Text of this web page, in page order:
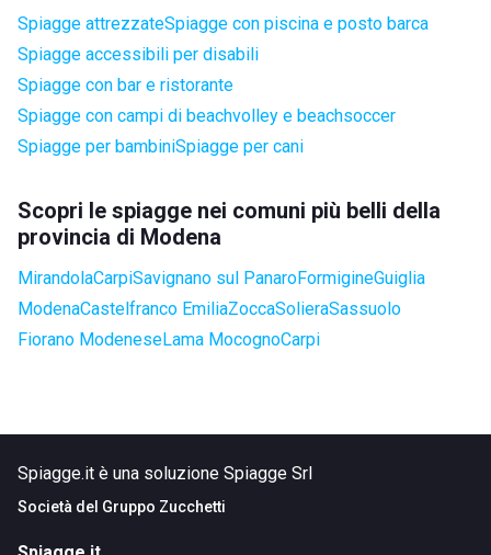
Spiagge attrezzateSpiagge con piscina e posto barca
Spiagge accessibili per disabili
Spiagge con bar e ristorante
Spiagge con campi di beachvolley e beachsoccer
Spiagge per bambiniSpiagge per cani
Scopri le spiagge nei comuni più belli della
provincia di Modena
MirandolaCarpiSavignano sul PanaroFormigineGuiglia
ModenaCastelfranco EmiliaZoccaSolieraSassuolo
Fiorano ModeneseLama MocognoCarpi
Spiagge.it è una soluzione Spiagge Srl
Società del Gruppo Zucchetti